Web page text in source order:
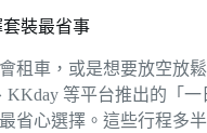
裝最省事
租車，或是想要放空放鬆
KKday 等平台推出的「一
省心選擇。這些行程多半